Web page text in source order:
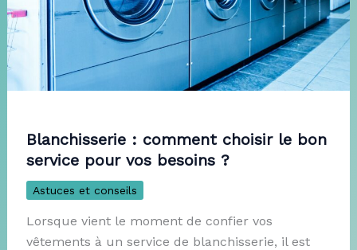
Blanchisserie : comment choisir le bon
service pour vos besoins ?
Astuces et conseils
Lorsque vient le moment de confier vos
vêtements à un service de blanchisserie, il est